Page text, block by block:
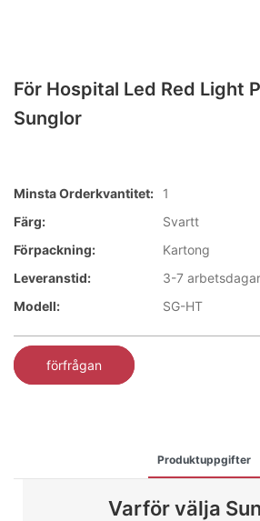
För Hospital Led Red Light
Sunglor
Minsta Orderkvantitet:
1
Färg:
Svartt
Förpackning:
Kartong
Leveranstid:
3-7 arbetsdagar
Modell:
SG-HT
förfrågan
Produktuppgifter
Varför välja